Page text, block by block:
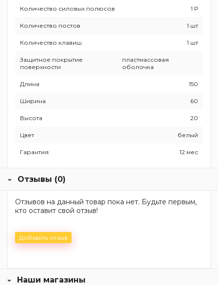
Количество силовых полюсов 1 Р
Количество постов 1 шт
Количество клавиш 1 шт
Защитное покрытие
поверхности
пластмассовая
оболочка
Длина 150
Ширина 60
Высота 20
Цвет белый
Гарантия 12 мес
Отзывы (0)
Отзывов на данный товар пока нет. Будьте первым,
кто оставит свой отзыв!
Добавить отзыв
Наши магазины